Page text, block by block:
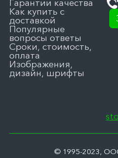
Гарантии качества
Как купить с
доставкой
Популярные
вопросы ответы
Сроки, стоимость,
оплата
Изображения,
дизайн, шрифты
© 1995-2023,